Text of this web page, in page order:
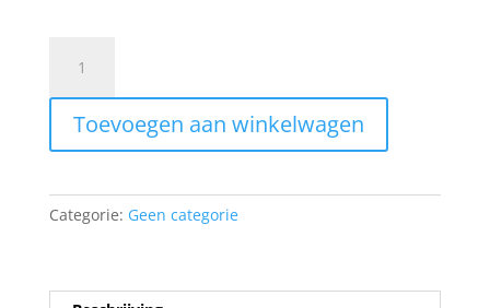
aantal
Toevoegen aan winkelwagen
Categorie: Geen categorie